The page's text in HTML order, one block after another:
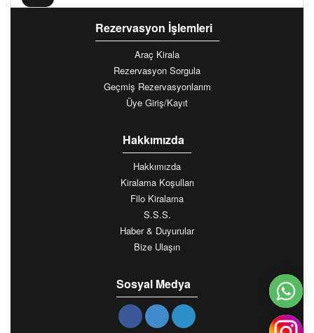
Rezervasyon İşlemleri
Araç Kirala
Rezervasyon Sorgula
Geçmiş Rezervasyonlarım
Üye Giriş/Kayıt
Hakkımızda
Hakkımızda
Kiralama Koşulları
Filo Kiralama
S.S.S.
Haber & Duyurular
Bize Ulaşın
Sosyal Medya